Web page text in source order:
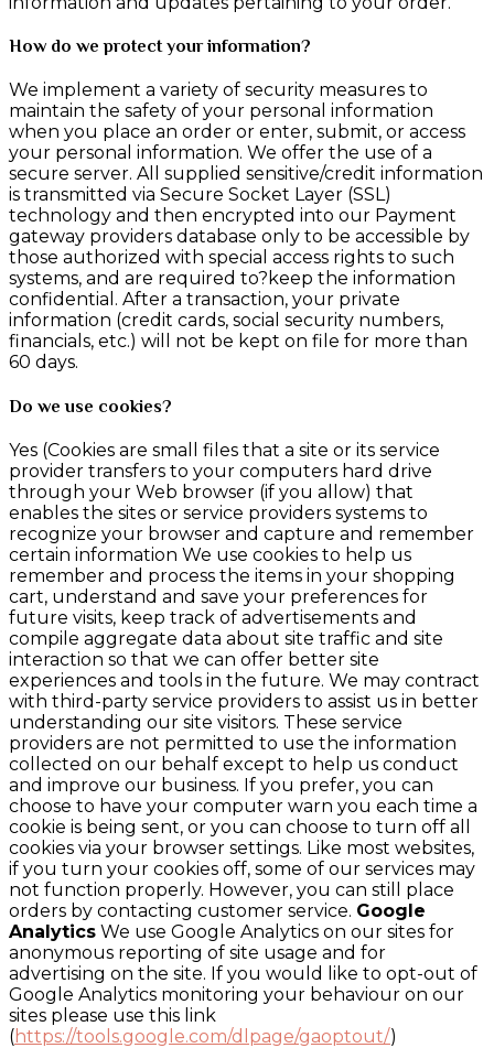
How do we protect your information?
We implement a variety of security measures to
maintain the safety of your personal information
when you place an order or enter, submit, or access
your personal information. We offer the use of a
secure server. All supplied sensitive/credit information
is transmitted via Secure Socket Layer (SSL)
technology and then encrypted into our Payment
gateway providers database only to be accessible by
those authorized with special access rights to such
systems, and are required to?keep the information
confidential. After a transaction, your private
information (credit cards, social security numbers,
financials, etc.) will not be kept on file for more than
60 days.
Do we use cookies?
Yes (Cookies are small files that a site or its service
provider transfers to your computers hard drive
through your Web browser (if you allow) that
enables the sites or service providers systems to
recognize your browser and capture and remember
certain information We use cookies to help us
remember and process the items in your shopping
cart, understand and save your preferences for
future visits, keep track of advertisements and
compile aggregate data about site traffic and site
interaction so that we can offer better site
experiences and tools in the future. We may contract
with third-party service providers to assist us in better
understanding our site visitors. These service
providers are not permitted to use the information
collected on our behalf except to help us conduct
and improve our business. If you prefer, you can
choose to have your computer warn you each time a
cookie is being sent, or you can choose to turn off all
cookies via your browser settings. Like most websites,
if you turn your cookies off, some of our services may
not function properly. However, you can still place
orders by contacting customer service. Google
Analytics We use Google Analytics on our sites for
anonymous reporting of site usage and for
advertising on the site. If you would like to opt-out of
Google Analytics monitoring your behaviour on our
sites please use this link
(https://tools.google.com/dlpage/gaoptout/)